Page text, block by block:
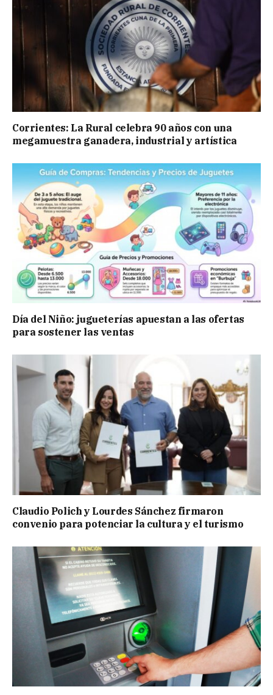
Corrientes: La Rural celebra 90 años con una
megamuestra ganadera, industrial y artística
Día del Niño: jugueterías apuestan a las ofertas
para sostener las ventas
Claudio Polich y Lourdes Sánchez firmaron
convenio para potenciar la cultura y el turismo